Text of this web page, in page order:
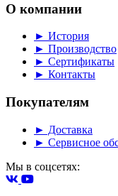
О компании
► История
► Производство
► Сертификаты
► Контакты
Покупателям
► Доставка
► Сервисное
Мы в соцсетях: